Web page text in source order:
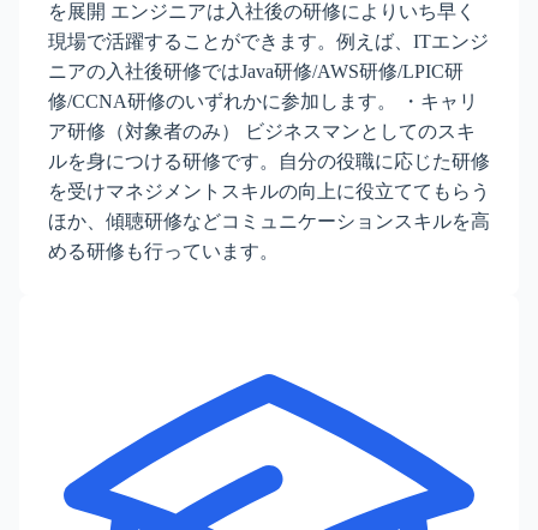
を展開 エンジニアは入社後の研修によりいち早く
現場で活躍することができます。例えば、ITエンジ
ニアの入社後研修ではJava研修/AWS研修/LPIC研
修/CCNA研修のいずれかに参加します。 ・キャリ
ア研修（対象者のみ） ビジネスマンとしてのスキ
ルを身につける研修です。自分の役職に応じた研修
を受けマネジメントスキルの向上に役立ててもらう
ほか、傾聴研修などコミュニケーションスキルを高
める研修も行っています。